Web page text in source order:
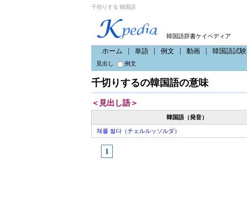
千切りする 韓国語
韓国語辞書ケイペディア
ホーム 単語 例文 動画 韓国語試験
見出し
例文
千切りするの韓国語の意味
＜見出し語＞
韓国語（発音）
채를 썰다（チェルルッソルダ）
1